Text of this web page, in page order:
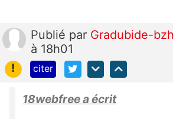
Publié par Gradubide-bzh
à 18h01
!
citer
18webfree a écrit